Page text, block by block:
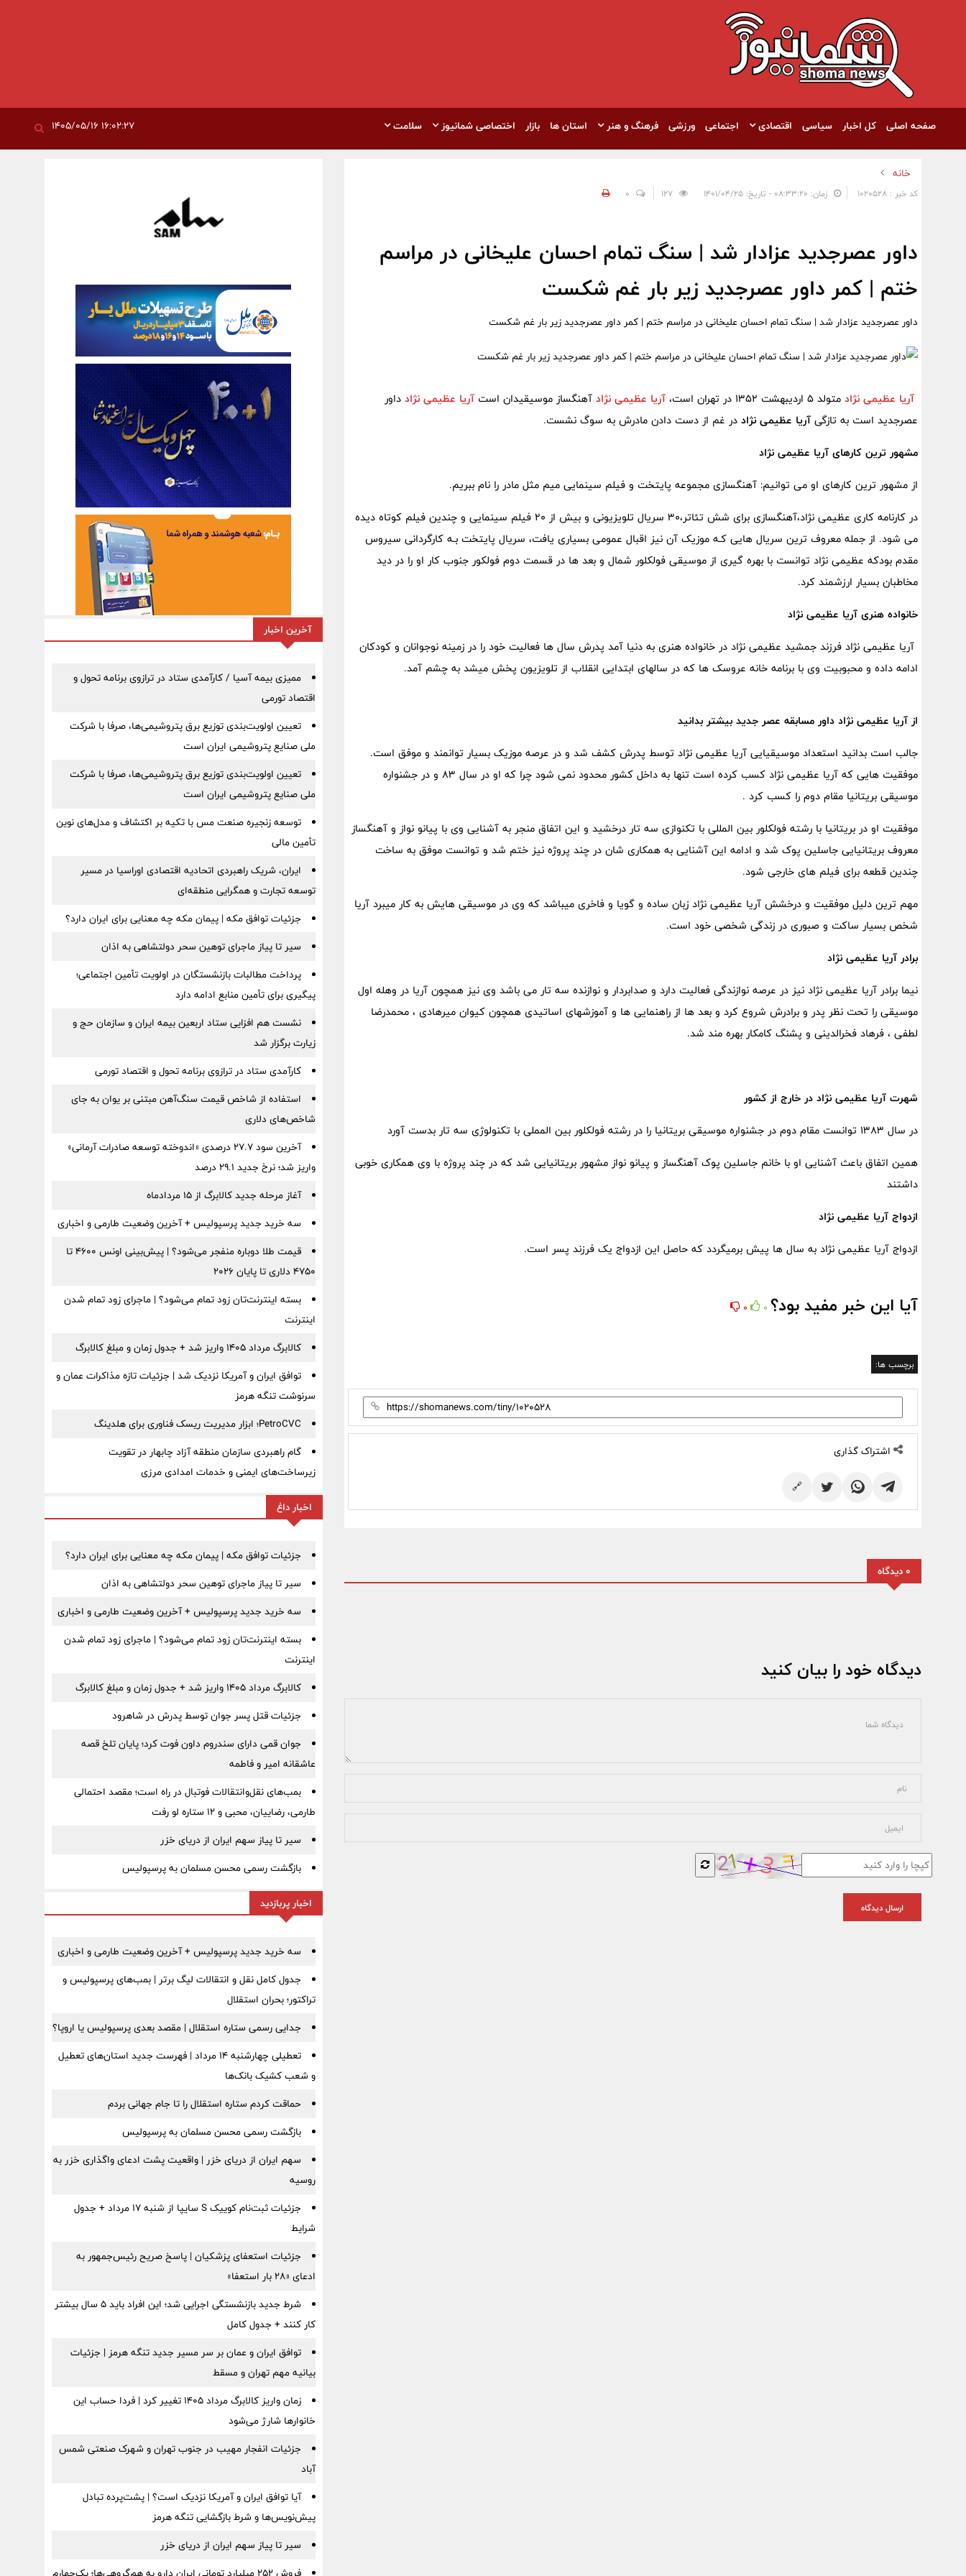
صفحه اصلی کل اخبار سیاسی اقتصادی اجتماعی ورزشی فرهنگ و هنر استان ها بازار اختصاصی شمانیوز سلامت
خانه
کد خبر : 1020528 زمان: ۰۸:۳۳:۲۰ - تاریخ: ۱۴۰۱/۰۴/۲۵ 0
داور عصرجدید عزادار شد | سنگ تمام احسان علیخانی در مراسم
ختم | کمر داور عصرجدید زیر بار غم شکست
داور عصرجدید عزادار شد | سنگ تمام احسان علیخانی در مراسم ختم | کمر داور عصرجدید زیر بار غم شکست
آریا عظیمی نژاد متولد 5 اردیبهشت 1352 در تهران است، آریا عظیمی نژاد آهنگساز موسیقیدان است آریا عظیمی نژاد داور
عصرجدید است به تازگی آریا عظیمی نژاد در غم از دست دادن مادرش به سوگ نشست.
مشهور ترین کارهای آریا عظیمی نژاد
از مشهور ترین کارهای او می توانیم: آهنگسازی مجموعه پایتخت و فیلم سینمایی میم مثل مادر را نام ببریم.
در کارنامه کاری عظیمی نژاد،آهنگسازی برای شش تئاتر،30 سریال تلویزیونی و بیش از 20 فیلم سینمایی و چندین فیلم کوتاه دیده
می شود. از جمله معروف ترین سریال هایی کـه موزیک آن نیز اقبال عمومی بسیاری یافت، سریال پایتخت بـه کارگردانی سیروس
مقدم بودکه عظیمی نژاد توانست با بهره گیری از موسیقی فولکلور شمال و بعد ها در قسمت دوم فولکور جنوب کار او را در دید
مخاطبان بسیار ارزشمند کرد.
خانواده هنری آریا عظیمی نژاد
آریا عظیمی نژاد فرزند جمشید عظیمی نژاد در خانواده هنری به دنیا آمد پدرش سال ها فعالیت خود را در زمینه نوجوانان و کودکان
ادامه داده و محبوبیت وی با برنامه خانه عروسک ها که در سالهای ابتدایی انقلاب از تلویزیون پخش میشد به چشم آمد.
از آریا عظیمی نژاد داور مسابقه عصر جدید بیشتر بدانید
جالب است بدانید استعداد موسیقیایی آریا عظیمی نژاد توسط پدرش کشف شد و در عرصه موزیک بسیار توانمند و موفق است.
موفقیت هایی که آریا عظیمی نژاد کسب کرده است تنها به داخل کشور محدود نمی شود چرا که او در سال 83 و در جشنواره
موسیقی بریتانیا مقام دوم را کسب کرد .
موفقیت او در بریتانیا با رشته فولکلور بین المللی با تکنوازی سه تار درخشید و این اتفاق منجر به آشنایی وی با پیانو نواز و آهنگساز
معروف بریتانیایی جاسلین پوک شد و ادامه این آشنایی به همکاری شان در چند پروژه نیز ختم شد و توانست موفق به ساخت
چندین قطعه برای فیلم های خارجی شود.
مهم ترین دلیل موفقیت و درخشش آریا عظیمی نژاد زبان ساده و گویا و فاخری میباشد که وی در موسیقی هایش به کار میبرد آریا
شخص بسیار ساکت و صبوری در زندگی شخصی خود است.
برادر آریا عظیمی نژاد
نیما برادر آریا عظیمی نژاد نیز در عرصه نوازندگی فعالیت دارد و صدابردار و نوازنده سه تار می باشد وی نیز همچون آریا در وهله اول
موسیقی را تحت نظر پدر و برادرش شروع کرد و بعد ها از راهنمایی ها و آموزشهای اساتیدی همچون کیوان میرهادی ، محمدرضا
لطفی ، فرهاد فخرالدینی و پشنگ کامکار بهره مند شد.
شهرت آریا عظیمی نژاد در خارج از کشور
در سال 1383 توانست مقام دوم در جشنواره موسیقی بریتانیا را در رشته فولکلور بین المملی با تکنولوژی سه تار بدست آورد
همین اتفاق باعث آشنایی او با خانم جاسلین پوک آهنگساز و پیانو نواز مشهور بریتانیایی شد که در چند پروژه با وی همکاری خوبی
داشتند
ازدواج آریا عظیمی نژاد
ازدواج آریا عظیمی نژاد به سال ها پیش برمیگردد که حاصل این ازدواج یک فرزند پسر است.
آیا این خبر مفید بود؟ 0
0
برچسب ها:
اشتراک گذاری
🔗
0 دیدگاه
دیدگاه خود را بیان کنید
ارسال دیدگاه
آخرین اخبار
ممیزی بیمه آسیا / کارآمدی ستاد در ترازوی برنامه تحول و
اقتصاد تورمی
تعیین اولویت‌بندی توزیع برق پتروشیمی‌ها، صرفا با شرکت
ملی صنایع پتروشیمی ایران است
تعیین اولویت‌بندی توزیع برق پتروشیمی‌ها، صرفا با شرکت
ملی صنایع پتروشیمی ایران است
توسعه زنجیره صنعت مس با تکیه بر اکتشاف و مدل‌های نوین
تأمین مالی
ایران، شریک راهبردی اتحادیه اقتصادی اوراسیا در مسیر
توسعه تجارت و همگرایی منطقه‌ای
جزئیات توافق مکه | پیمان مکه چه معنایی برای ایران دارد؟
سیر تا پیاز ماجرای توهین سحر دولتشاهی به اذان
پرداخت مطالبات بازنشستگان در اولویت تأمین اجتماعی؛
پیگیری برای تأمین منابع ادامه دارد
نشست هم افزایی ستاد اربعین بیمه ایران و سازمان حج و
زیارت برگزار شد
کارآمدی ستاد در ترازوی برنامه تحول و اقتصاد تورمی
استفاده از شاخص قیمت سنگ‌آهن مبتنی بر یوان به جای
شاخص‌های دلاری
آخرین سود ۲۷.۷ درصدی «اندوخته توسعه صادرات آرمانی»
واریز شد؛ نرخ جدید ۲۹.۱ درصد
آغاز مرحله جدید کالابرگ از ۱۵ مردادماه
سه خرید جدید پرسپولیس + آخرین وضعیت طارمی و اخباری
قیمت طلا دوباره منفجر می‌شود؟ | پیش‌بینی اونس ۴۶۰۰ تا
۴۷۵۰ دلاری تا پایان ۲۰۲۶
بسته اینترنت‌تان زود تمام می‌شود؟ | ماجرای زود تمام شدن
اینترنت
کالابرگ مرداد ۱۴۰۵ واریز شد + جدول زمان و مبلغ کالابرگ
توافق ایران و آمریکا نزدیک شد | جزئیات تازه مذاکرات عمان و
سرنوشت تنگه هرمز
PetroCVC؛ ابزار مدیریت ریسک فناوری برای هلدینگ
گام راهبردی سازمان منطقه آزاد چابهار در تقویت
زیرساخت‌های ایمنی و خدمات امدادی مرزی
اخبار داغ
جزئیات توافق مکه | پیمان مکه چه معنایی برای ایران دارد؟
سیر تا پیاز ماجرای توهین سحر دولتشاهی به اذان
سه خرید جدید پرسپولیس + آخرین وضعیت طارمی و اخباری
بسته اینترنت‌تان زود تمام می‌شود؟ | ماجرای زود تمام شدن
اینترنت
کالابرگ مرداد ۱۴۰۵ واریز شد + جدول زمان و مبلغ کالابرگ
جزئیات قتل پسر جوان توسط پدرش در شاهرود
جوان قمی دارای سندروم داون فوت کرد؛ پایان تلخ قصه
عاشقانه امیر و فاطمه
بمب‌های نقل‌وانتقالات فوتبال در راه است؛ مقصد احتمالی
طارمی، رضاییان، محبی و ۱۲ ستاره لو رفت
سیر تا پیاز سهم ایران از دریای خزر
بازگشت رسمی محسن مسلمان به پرسپولیس
اخبار پربازدید
سه خرید جدید پرسپولیس + آخرین وضعیت طارمی و اخباری
جدول کامل نقل و انتقالات لیگ برتر | بمب‌های پرسپولیس و
تراکتور؛ بحران استقلال
جدایی رسمی ستاره استقلال | مقصد بعدی پرسپولیس یا اروپا؟
تعطیلی چهارشنبه ۱۴ مرداد | فهرست جدید استان‌های تعطیل
و شعب کشیک بانک‌ها
حماقت کردم ستاره استقلال را تا جام جهانی بردم
بازگشت رسمی محسن مسلمان به پرسپولیس
سهم ایران از دریای خزر | واقعیت پشت ادعای واگذاری خزر به
روسیه
جزئیات ثبت‌نام کوییک S سایپا از شنبه ۱۷ مرداد + جدول
شرایط
جزئیات استعفای پزشکیان | پاسخ صریح رئیس‌جمهور به
ادعای «۲۸ بار استعفا»
شرط جدید بازنشستگی اجرایی شد؛ این افراد باید ۵ سال بیشتر
کار کنند + جدول کامل
توافق ایران و عمان بر سر مسیر جدید تنگه هرمز | جزئیات
بیانیه مهم تهران و مسقط
زمان واریز کالابرگ مرداد ۱۴۰۵ تغییر کرد | فردا حساب این
خانوارها شارژ می‌شود
جزئیات انفجار مهیب در جنوب تهران و شهرک صنعتی شمس
آباد
آیا توافق ایران و آمریکا نزدیک است؟ | پشت‌پرده تبادل
پیش‌نویس‌ها و شرط بازگشایی تنگه هرمز
سیر تا پیاز سهم ایران از دریای خزر